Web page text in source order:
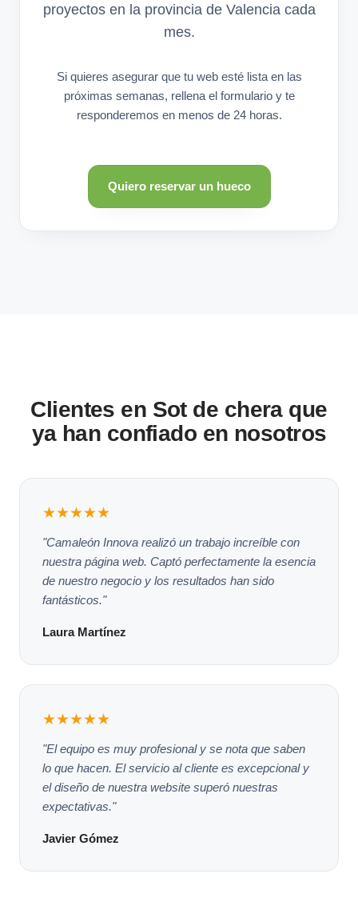
proyectos en la provincia de Valencia cada
mes.
Si quieres asegurar que tu web esté lista en las
próximas semanas, rellena el formulario y te
responderemos en menos de 24 horas.
Quiero reservar un hueco
Clientes en Sot de chera que
ya han confiado en nosotros
★★★★★
"Camaleón Innova realizó un trabajo increíble con
nuestra página web. Captó perfectamente la esencia
de nuestro negocio y los resultados han sido
fantásticos."
Laura Martínez
★★★★★
"El equipo es muy profesional y se nota que saben
lo que hacen. El servicio al cliente es excepcional y
el diseño de nuestra website superó nuestras
expectativas."
Javier Gómez